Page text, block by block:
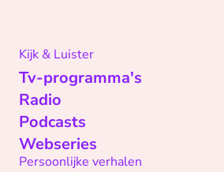
Kijk & Luister
Tv-programma's
Radio
Podcasts
Webseries
Persoonlijke verhalen